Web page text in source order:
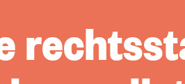
Donatie